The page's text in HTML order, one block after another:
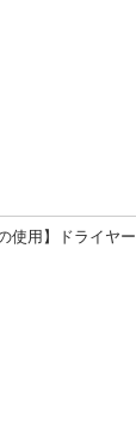
使用】ドライヤー